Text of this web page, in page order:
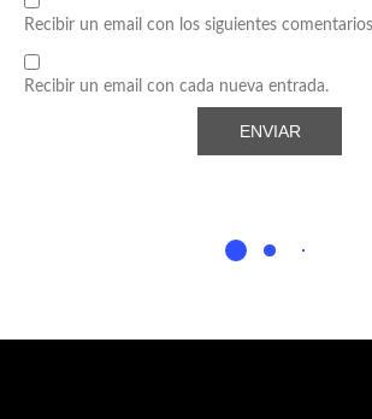
Recibir un email con los siguientes
Recibir un email con cada nueva entrada.